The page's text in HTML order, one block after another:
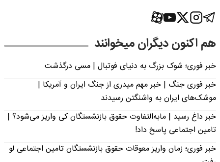
هم اکنون دیگران میخوانند
خبر فوری؛‌ شوک بزرگ به دنیای فوتبال | مسی درگذشت
خبر فوری جنگ | خبر مهم میدری از جنگ ایران و آمریکا |
موشک‌های ایران به واشنگتن رسیدند
خبر داغ رسید | مابه‌التفاوت حقوق بازنشستگان کی واریز می‌شود؟ |
تامین اجتماعی پاسخ داد!
خبر فوری؛ زمان واریز معوقات حقوق بازنشستگان تامین اجتماعی لو